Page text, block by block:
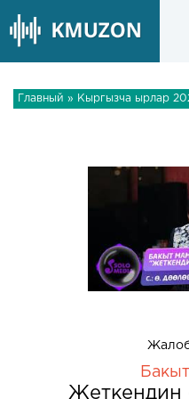
Главный » Кыргызча ырлар
Жеткендин